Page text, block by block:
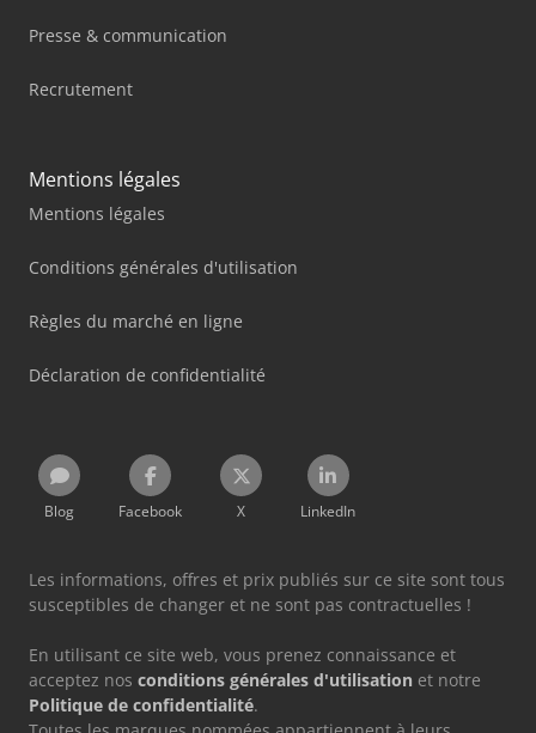
Presse & communication
Recrutement
Mentions légales
Mentions légales
Conditions générales d'utilisation
Règles du marché en ligne
Déclaration de confidentialité
Blog Facebook X LinkedIn
Les informations, offres et prix publiés sur ce site sont tous
susceptibles de changer et ne sont pas contractuelles !
En utilisant ce site web, vous prenez connaissance et
acceptez nos conditions générales d'utilisation et notre
Politique de confidentialité.